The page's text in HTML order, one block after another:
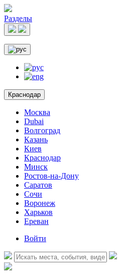
Разделы
Краснодар
Москва
Dubai
Волгоград
Казань
Киев
Краснодар
Минск
Ростов-на-Дону
Саратов
Сочи
Воронеж
Харьков
Ереван
Войти